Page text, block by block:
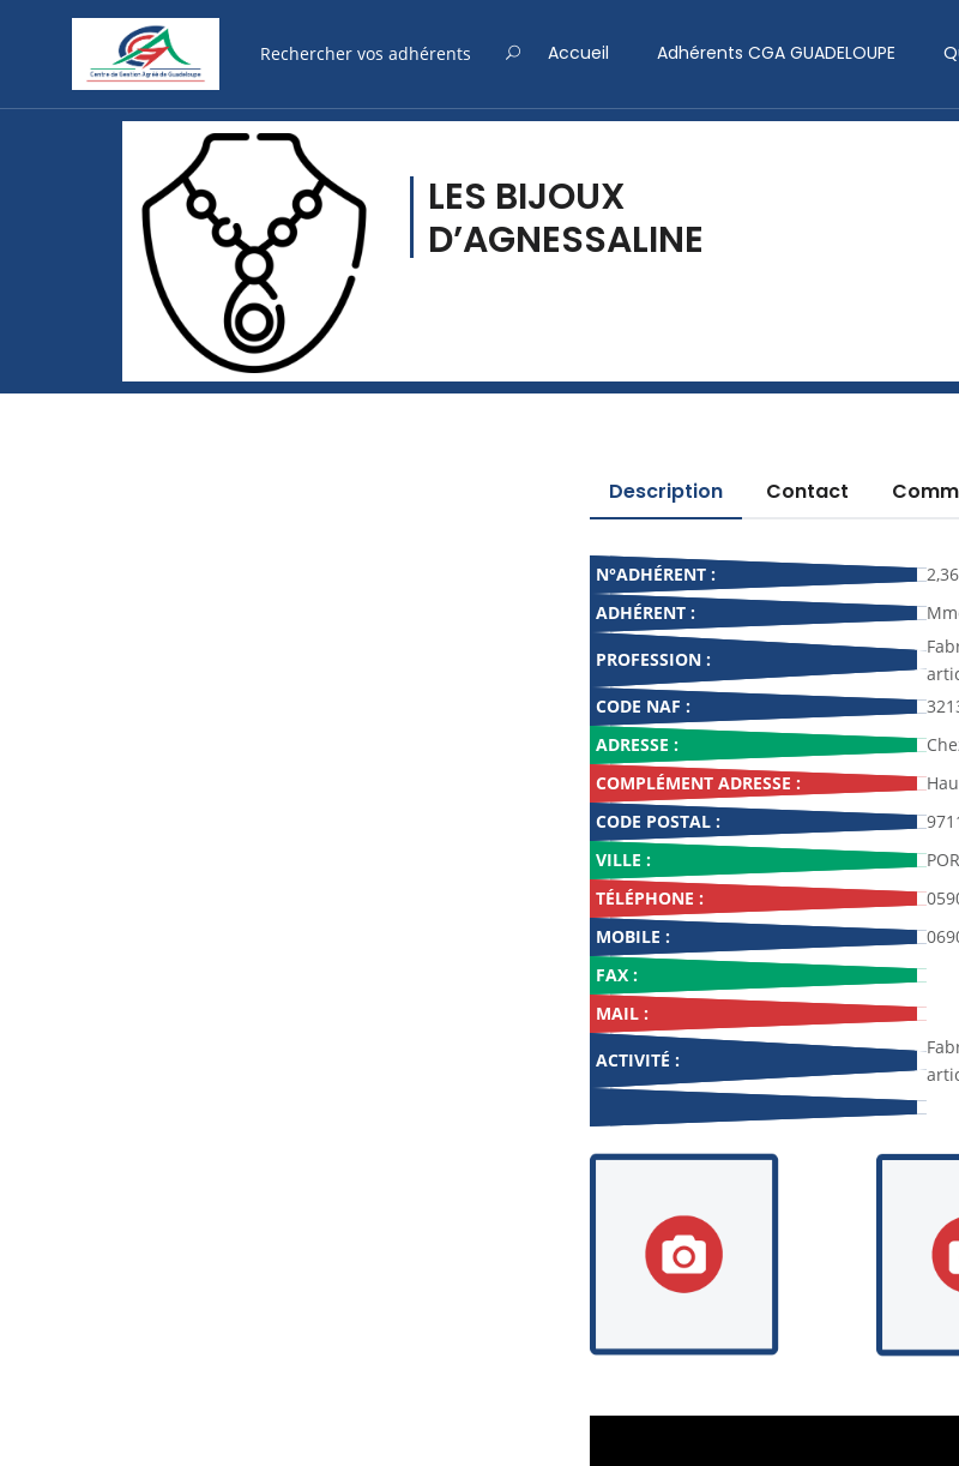
Accueil Adhérents CGA GUADELOUPE
LES BIJOUX
D’AGNESSALINE
Description Contact
N°ADHÉRENT :
ADHÉRENT :
PROFESSION :
CODE NAF :
ADRESSE :
COMPLÉMENT ADRESSE :
CODE POSTAL :
VILLE :
TÉLÉPHONE :
MOBILE :
FAX :
MAIL :
ACTIVITÉ :